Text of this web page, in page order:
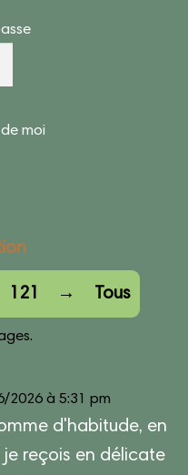
moi
121 → Tous
2026 à 5:31 pm
d'habitude, en
reçois en délicate